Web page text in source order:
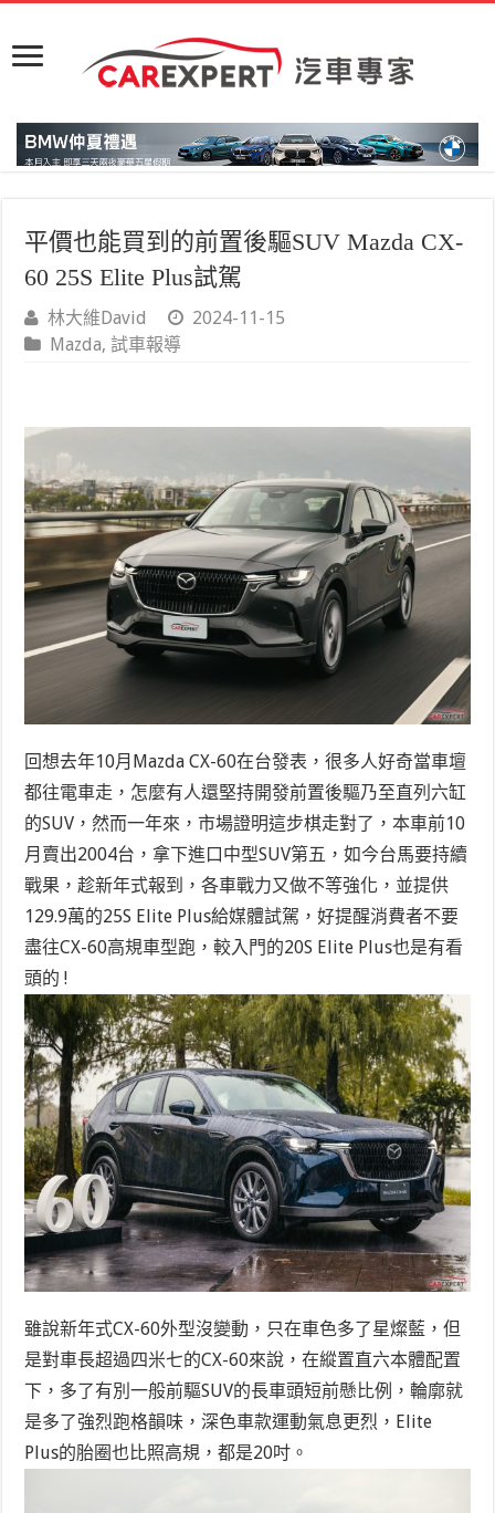
平價也能買到的前置後驅SUV Mazda CX-
60 25S Elite Plus試駕
林大維David
2024-11-15
Mazda,試車報導
回想去年10月Mazda CX-60在台發表，很多人好奇當車壇
都往電車走，怎麼有人還堅持開發前置後驅乃至直列六缸
的SUV，然而一年來，市場證明這步棋走對了，本車前10
月賣出2004台，拿下進口中型SUV第五，如今台馬要持續
戰果，趁新年式報到，各車戰力又做不等強化，並提供
129.9萬的25S Elite Plus給媒體試駕，好提醒消費者不要
盡往CX-60高規車型跑，較入門的20S Elite Plus也是有看
頭的 !
雖說新年式CX-60外型沒變動，只在車色多了星燦藍，但
是對車長超過四米七的CX-60來說，在縱置直六本體配置
下，多了有別一般前驅SUV的長車頭短前懸比例，輪廓就
是多了強烈跑格韻味，深色車款運動氣息更烈，Elite
Plus的胎圈也比照高規，都是20吋。